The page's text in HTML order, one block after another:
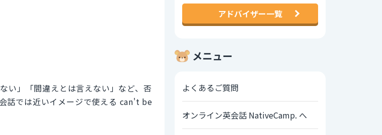
い」「間違えとは言えない」など、否
話では近いイメージで使える can't be
アドバイザー一覧
メニュー
よくあるご質問
オンライン英会話 NativeCamp. へ